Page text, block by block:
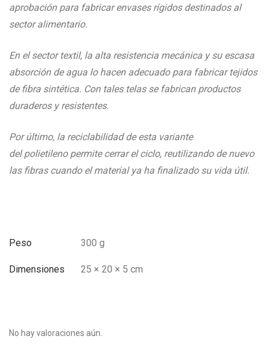
aprobación para fabricar envases rígidos destinados al
sector alimentario.
En el sector textil, la alta resistencia mecánica y su escasa
absorción de agua lo hacen adecuado para fabricar tejidos
de fibra sintética. Con tales telas se fabrican productos
duraderos y resistentes.
Por último, la reciclabilidad de esta variante
del polietileno permite cerrar el ciclo, reutilizando de nuevo
las fibras cuando el material ya ha finalizado su vida útil.
Peso 300 g
Dimensiones 25 × 20 × 5 cm
No hay valoraciones aún.